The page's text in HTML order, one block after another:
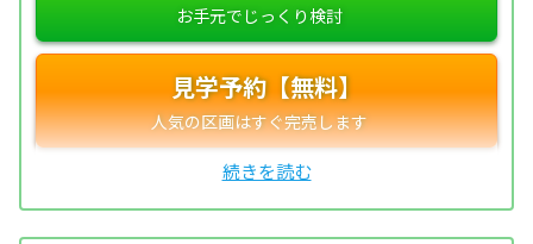
見学予約【無料】